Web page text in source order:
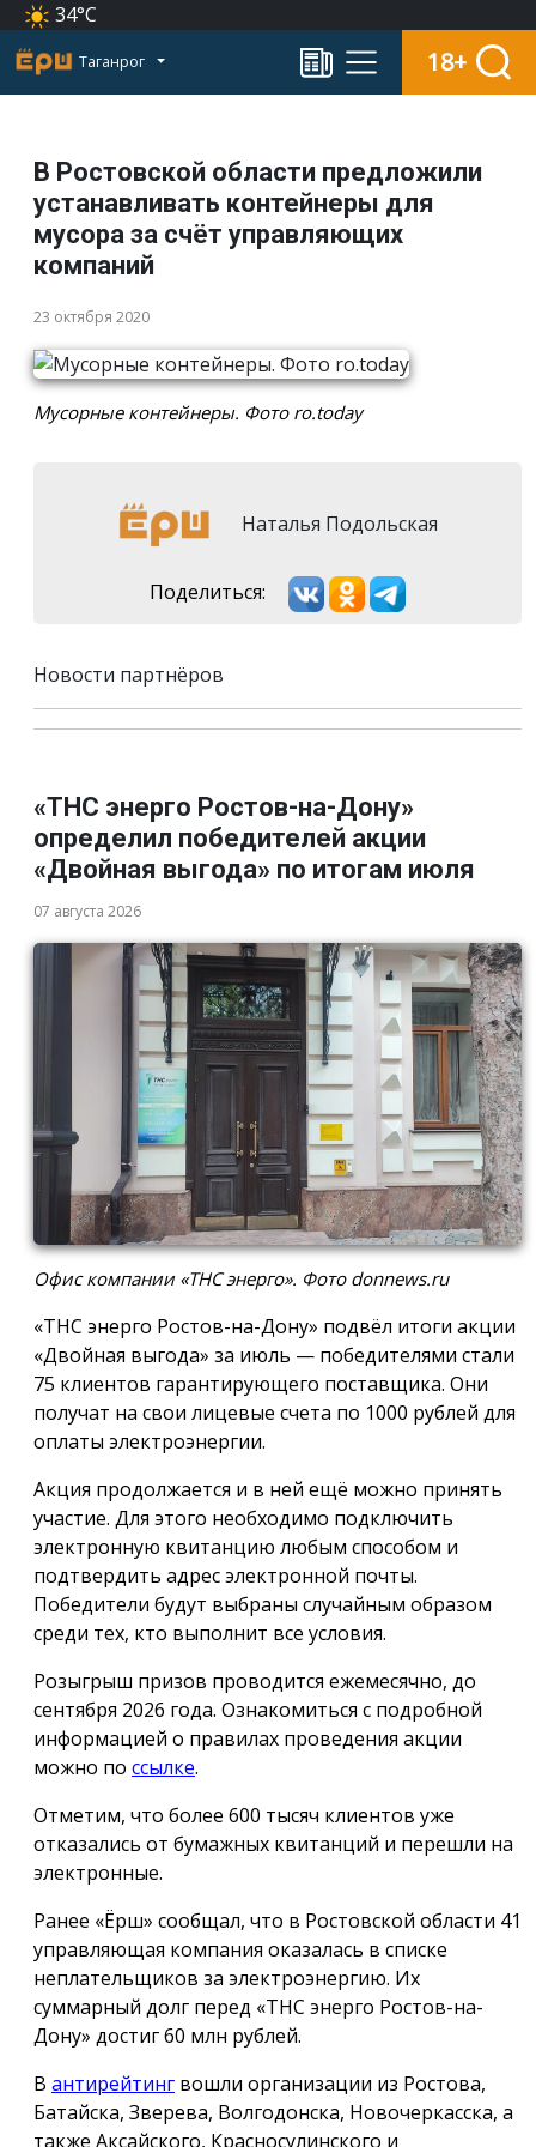
34°C
Таганрог 18+
В Ростовской области предложили
устанавливать контейнеры для
мусора за счёт управляющих
компаний
23 октября 2020
Мусорные контейнеры. Фото ro.today
Наталья Подольская
Поделиться:
Новости партнёров
«ТНС энерго Ростов-на-Дону»
определил победителей акции
«Двойная выгода» по итогам июля
07 августа 2026
Офис компании «ТНС энерго». Фото donnews.ru
«ТНС энерго Ростов-на-Дону» подвёл итоги акции
«Двойная выгода» за июль — победителями стали
75 клиентов гарантирующего поставщика. Они
получат на свои лицевые счета по 1000 рублей для
оплаты электроэнергии.
Акция продолжается и в ней ещё можно принять
участие. Для этого необходимо подключить
электронную квитанцию любым способом и
подтвердить адрес электронной почты.
Победители будут выбраны случайным образом
среди тех, кто выполнит все условия.
Розыгрыш призов проводится ежемесячно, до
сентября 2026 года. Ознакомиться с подробной
информацией о правилах проведения акции
можно по ссылке.
Отметим, что более 600 тысяч клиентов уже
отказались от бумажных квитанций и перешли на
электронные.
Ранее «Ёрш» сообщал, что в Ростовской области 41
управляющая компания оказалась в списке
неплательщиков за электроэнергию. Их
суммарный долг перед «ТНС энерго Ростов-на-
Дону» достиг 60 млн рублей.
В антирейтинг вошли организации из Ростова,
Батайска, Зверева, Волгодонска, Новочеркасска, а
также Аксайского, Красносулинского и